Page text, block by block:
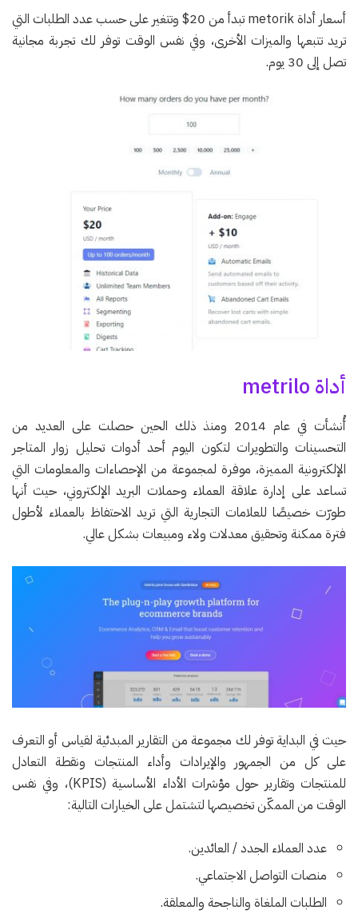
أسعار أداة metorik تبدأ من 20$ وتتغير على حسب عدد الطلبات التي
تريد تتبعها والميزات الأخرى، وفي نفس الوقت توفر لك تجربة مجانية
تصل إلى 30 يوم.
أداة metrilo
أُنشأت في عام 2014 ومنذ ذلك الحين حصلت على العديد من
التحسينات والتطويرات لتكون اليوم أحد أدوات تحليل زوار المتاجر
الإلكترونية المميزة، موفرة لمجموعة من الإحصاءات والمعلومات التي
تساعد على إدارة علاقة العملاء وحملات البريد الإلكتروني، حيث أنها
طورّت خصيصًا للعلامات التجارية التي تريد الاحتفاظ بالعملاء لأطول
فترة ممكنة وتحقيق معدلات ولاء ومبيعات بشكل عالي.
حيث في البداية توفر لك مجموعة من التقارير المبدئية لقياس أو التعرف
على كل من الجمهور والإيرادات وأداء المنتجات ونقطة التعادل
للمنتجات وتقارير حول مؤشرات الأداء الأساسية (KPIS)، وفي نفس
الوقت من الممكّن تخصيصها لتشتمل على الخيارات التالية:
عدد العملاء الجدد / العائدين.
منصات التواصل الاجتماعي.
الطلبات الملغاة والناجحة والمعلقة.